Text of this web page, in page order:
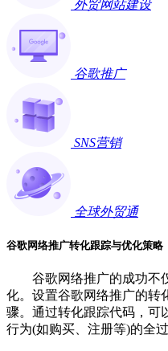
外贸网站建设
谷歌推广
SNS营销
全球外贸通
谷歌网络推广转化跟踪与优化策略
谷歌网络推广的成功不
化。设置谷歌网络推广的转
骤。通过转化跟踪代码，可
行为(如购买、注册等)的全过